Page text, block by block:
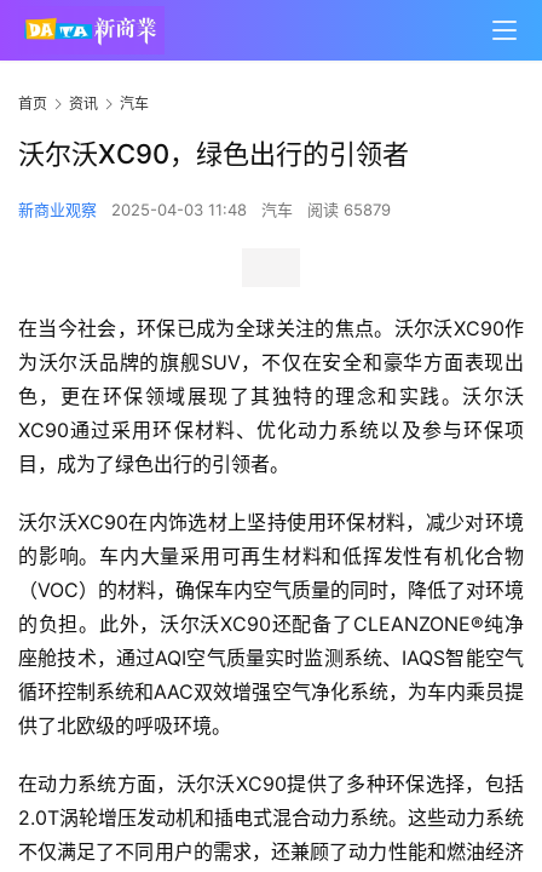
首页 资讯 汽车
沃尔沃XC90，绿色出行的引领者
新商业观察 2025-04-03 11:48 汽车 阅读 65879
在当今社会，环保已成为全球关注的焦点。沃尔沃XC90作
为沃尔沃品牌的旗舰SUV，不仅在安全和豪华方面表现出
色，更在环保领域展现了其独特的理念和实践。沃尔沃
XC90通过采用环保材料、优化动力系统以及参与环保项
目，成为了绿色出行的引领者。
沃尔沃XC90在内饰选材上坚持使用环保材料，减少对环境
的影响。车内大量采用可再生材料和低挥发性有机化合物
（VOC）的材料，确保车内空气质量的同时，降低了对环境
的负担。此外，沃尔沃XC90还配备了CLEANZONE®纯净
座舱技术，通过AQI空气质量实时监测系统、IAQS智能空气
循环控制系统和AAC双效增强空气净化系统，为车内乘员提
供了北欧级的呼吸环境。
在动力系统方面，沃尔沃XC90提供了多种环保选择，包括
2.0T涡轮增压发动机和插电式混合动力系统。这些动力系统
不仅满足了不同用户的需求，还兼顾了动力性能和燃油经济